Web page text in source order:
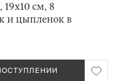
см, 8
и цыпленок в